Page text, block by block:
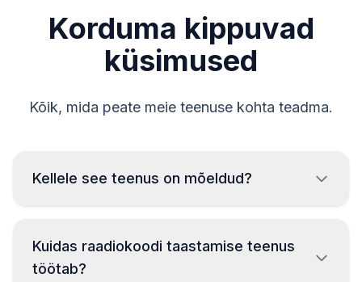
Korduma kippuvad
küsimused
Kõik, mida peate meie teenuse kohta teadma.
Kellele see teenus on mõeldud?
seaduslikele omanikele, kes on kaotanud oma
Kuidas raadiokoodi taastamise teenus
töötab?